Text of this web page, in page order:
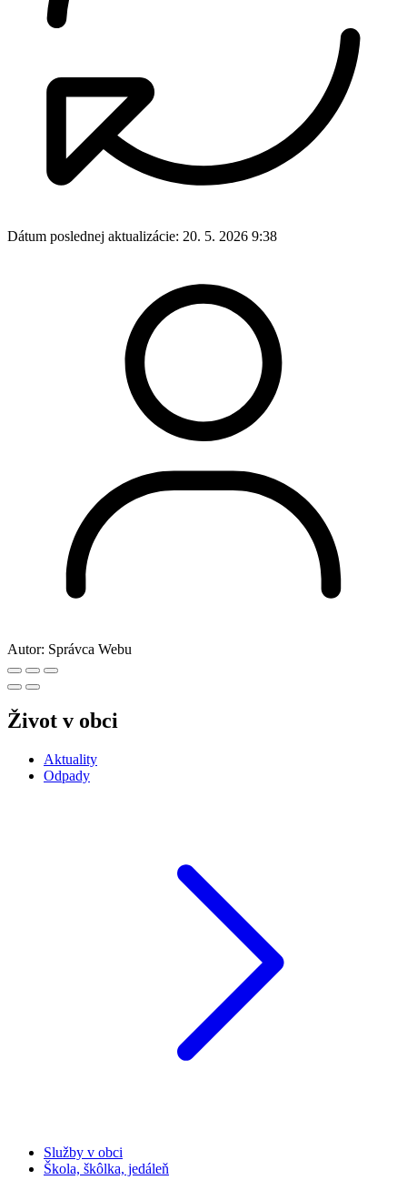
Dátum poslednej aktualizácie: 20. 5. 2026 9:38
Autor: Správca Webu
Život v obci
Aktuality
Odpady
Služby v obci
Škola, škôlka, jedáleň